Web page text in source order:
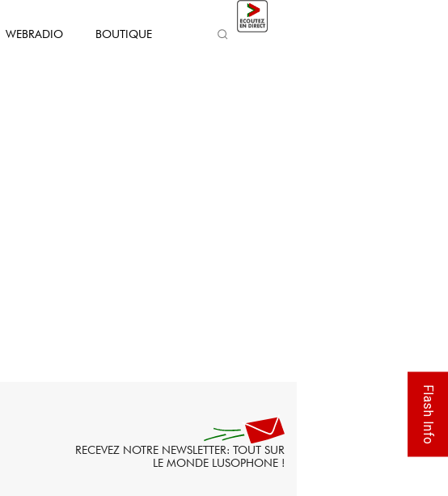
WEBRADIO BOUTIQUE
RECEVEZ NOTRE NEWSLETTER: TOUT SUR
LE MONDE LUSOPHONE !
Flash Info